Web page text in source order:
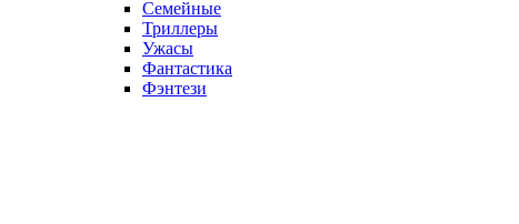
Семейные
Триллеры
Ужасы
Фантастика
Фэнтези